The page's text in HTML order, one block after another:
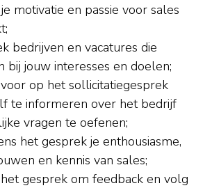
motivatie en passie voor sales
bedrijven en vacatures die
bij jouw interesses en doelen;
op het sollicitatiegesprek
te informeren over het bedrijf
vragen te oefenen;
het gesprek je enthousiasme,
en kennis van sales;
gesprek om feedback en volg